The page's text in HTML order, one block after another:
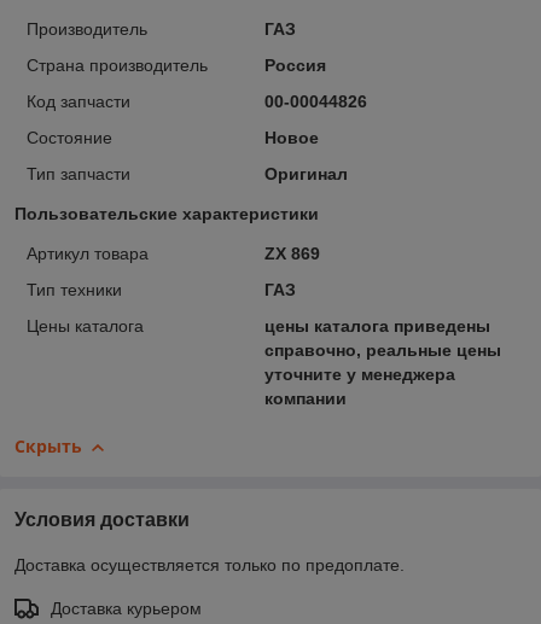
Производитель
ГАЗ
Страна производитель
Россия
Код запчасти
00-00044826
Состояние
Новое
Тип запчасти
Оригинал
Пользовательские характеристики
Артикул товара
ZX 869
Тип техники
ГАЗ
Цены каталога
цены каталога приведены
справочно, реальные цены
уточните у менеджера
компании
Скрыть
Условия доставки
Доставка осуществляется только по предоплате.
Доставка курьером